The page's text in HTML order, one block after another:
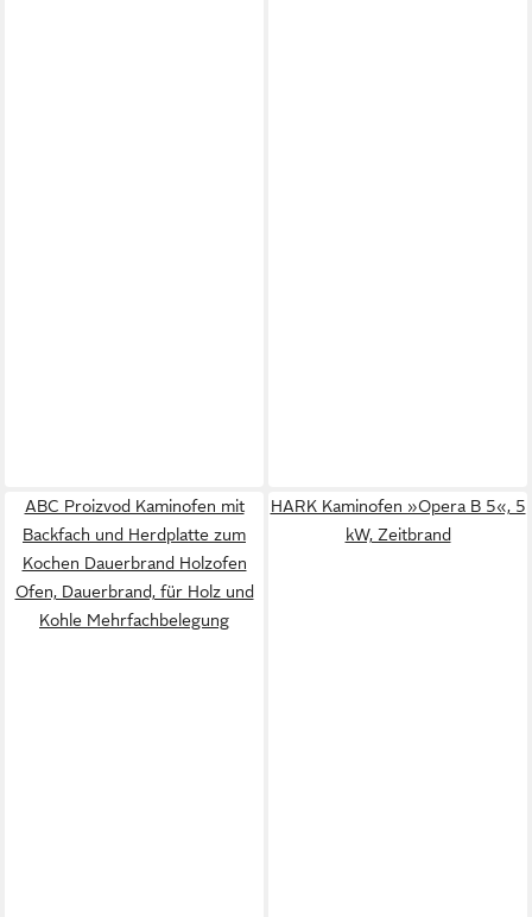
ABC Proizvod Kaminofen mit
Backfach und Herdplatte zum
Kochen Dauerbrand Holzofen
Ofen, Dauerbrand, für Holz und
Kohle Mehrfachbelegung
HARK Kaminofen »Opera B 5«, 5
kW, Zeitbrand